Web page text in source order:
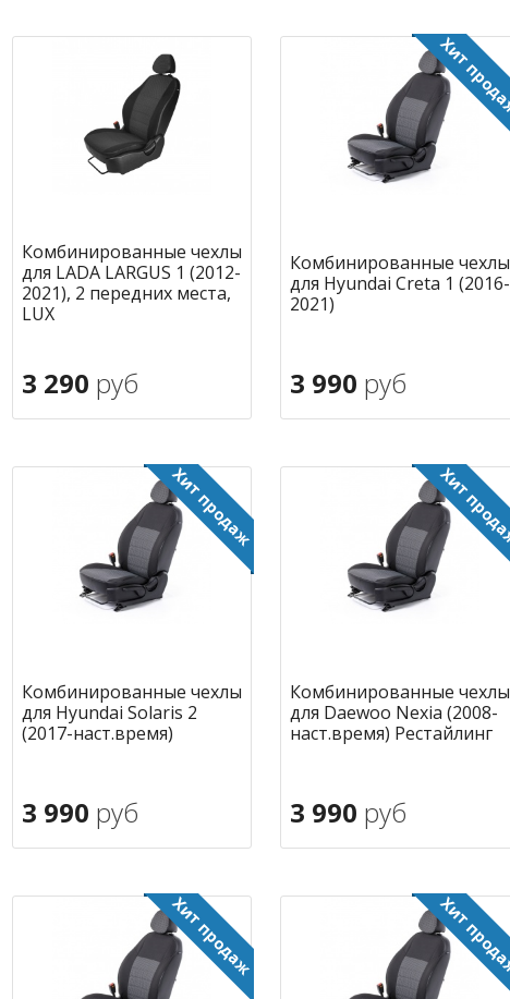
Комбинированные чехлы
для LADA LARGUS 1 (2012-
2021), 2 передних места,
LUX
3 290 руб
В корзину
Комбинированные чехлы
для Hyundai Creta 1 (2016-
2021)
3 990 руб
В корзину
Комбинированные чехлы
для Hyundai Solaris 2
(2017-наст.время)
3 990 руб
Комбинированные чехлы
для Daewoo Nexia (2008-
наст.время) Рестайлинг
3 990 руб